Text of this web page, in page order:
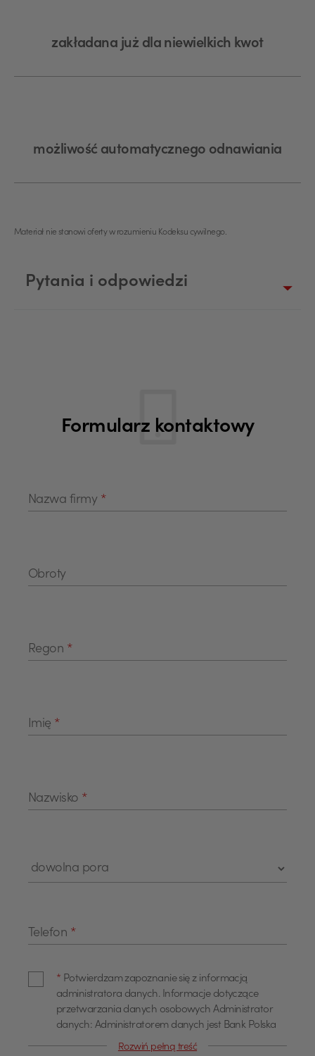
zakładana już dla niewielkich kwot
możliwość automatycznego odnawiania
Materiał nie stanowi oferty w rozumieniu Kodeksu cywilnego.
Pytania i odpowiedzi
Formularz kontaktowy
Nazwa firmy *
Obroty
Regon *
Imię *
Nazwisko *
Telefon *
* Potwierdzam zapoznanie się z informacją
administratora danych. Informacje dotyczące
przetwarzania danych osobowych Administrator
danych: Administratorem danych jest Bank Polska
Kasa Opieki Spółka Akcyjna z siedzibą w Warszawie,
Rozwiń pełną treść